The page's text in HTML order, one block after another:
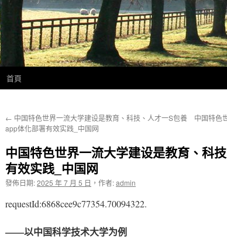
首頁
← 中国特色世界一流大学建设是教育、科技、人才一S包養
app体化部署有效实践_中国网
中国特色
中国特色世界一流大学建设是教育、科
有效实践_中国网
發佈日期:2025 年 7 月 5 日 ， 作者:admin
requestId:6868cee9c77354.70094322.
——以中国科学技术大学为例